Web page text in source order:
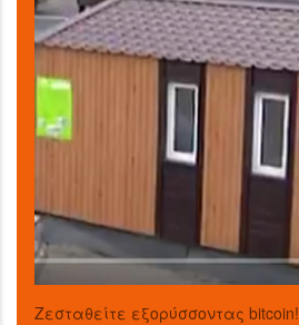
Ζεσταθείτε εξορύσσοντας bitcoin!